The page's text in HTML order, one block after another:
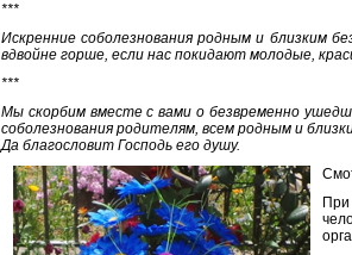
***
Искренние соболезнования родным и близким
вдвойне горше, если нас покидают молодые,
***
Мы скорбим вместе с вами о безвременно
соболезнования родителям, всем родным и
Да благословит Господь его душу.